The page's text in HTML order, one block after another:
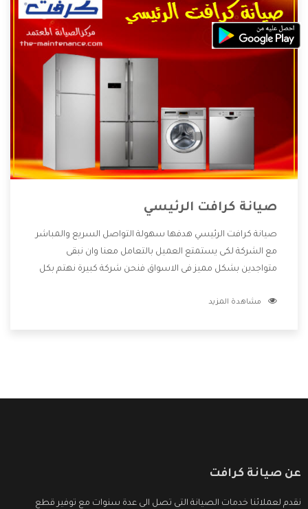
صيانة كرافت الرئيسي
صيانة كرافت الرئيسي هدفها سهولة التواصل السريع والمباشر
مع الشركة لكى يستمتع العميل بالتعامل معنا وان نبقى
متواجدين بشكل مميز فى الاسواق فنحن شركة كبيرة نهتم بكل
الشركة بها والتى تكون منها خدمة الصيانة التى تكون من أهم
مشاهدة المزيد
عن صيانة كرافت
نقدم لعملائنا خدمات الصيانة التى تصل الى عدة سنوات مع توفير قطع